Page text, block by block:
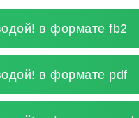
в формате fb2
в формате pdf